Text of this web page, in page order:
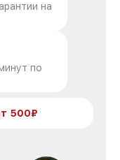
на
по
500₽